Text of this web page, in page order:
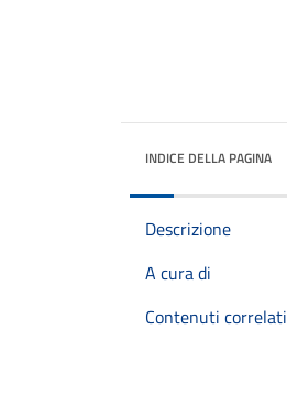
INDICE DELLA PAGINA
Descrizione
A cura di
Contenuti correlati